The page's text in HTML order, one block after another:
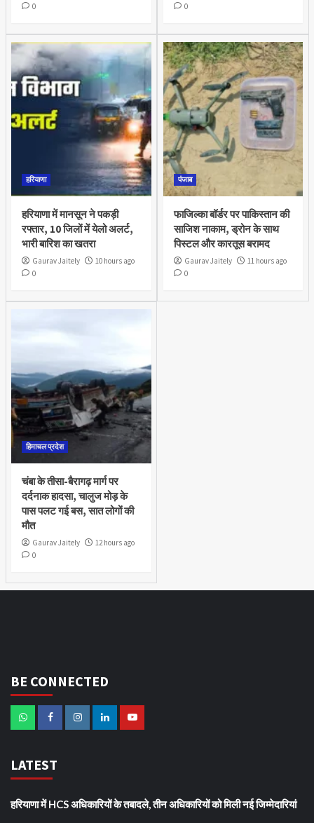
0
0
हरियाणा
हरियाणा में मानसून ने पकड़ी
रफ्तार, 10 जिलों में येलो अलर्ट,
भारी बारिश का खतरा
Gaurav Jaitely
10 hours ago
0
पंजाब
फाजिल्का बॉर्डर पर पाकिस्तान की
साजिश नाकाम, ड्रोन के साथ
पिस्टल और कारतूस बरामद
Gaurav Jaitely
11 hours ago
0
हिमाचल प्रदेश
चंबा के तीसा-बैरागढ़ मार्ग पर
दर्दनाक हादसा, चालुज मोड़ के
पास पलट गई बस, सात लोगों की
मौत
Gaurav Jaitely
12 hours ago
0
BE CONNECTED
LATEST
हरियाणा में HCS अधिकारियों के तबादले, तीन अधिकारियों को मिली नई जिम्मेदारियां